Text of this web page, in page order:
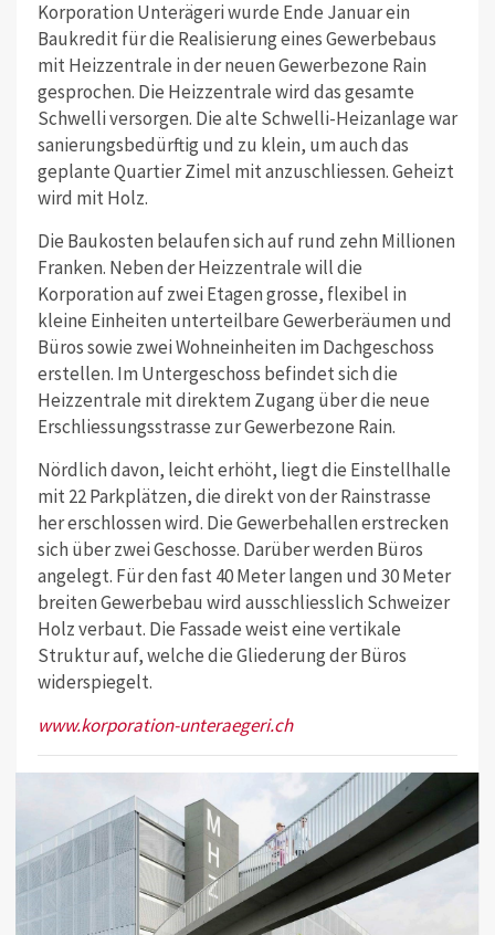
Korporation Unterägeri wurde Ende Januar ein
Baukredit für die Realisierung eines Gewerbebaus
mit Heizzentrale in der neuen Gewerbezone Rain
gesprochen. Die Heizzentrale wird das gesamte
Schwelli versorgen. Die alte Schwelli-Heizanlage war
sanierungsbedürftig und zu klein, um auch das
geplante Quartier Zimel mit anzuschliessen. Geheizt
wird mit Holz.
Die Baukosten belaufen sich auf rund zehn Millionen
Franken. Neben der Heizzentrale will die
Korporation auf zwei Etagen grosse, flexibel in
kleine Einheiten unterteilbare Gewerberäumen und
Büros sowie zwei Wohneinheiten im Dachgeschoss
erstellen. Im Untergeschoss befindet sich die
Heizzentrale mit direktem Zugang über die neue
Erschliessungsstrasse zur Gewerbezone Rain.
Nördlich davon, leicht erhöht, liegt die Einstellhalle
mit 22 Parkplätzen, die direkt von der Rainstrasse
her erschlossen wird. Die Gewerbehallen erstrecken
sich über zwei Geschosse. Darüber werden Büros
angelegt. Für den fast 40 Meter langen und 30 Meter
breiten Gewerbebau wird ausschliesslich Schweizer
Holz verbaut. Die Fassade weist eine vertikale
Struktur auf, welche die Gliederung der Büros
widerspiegelt.
www.korporation-unteraegeri.ch